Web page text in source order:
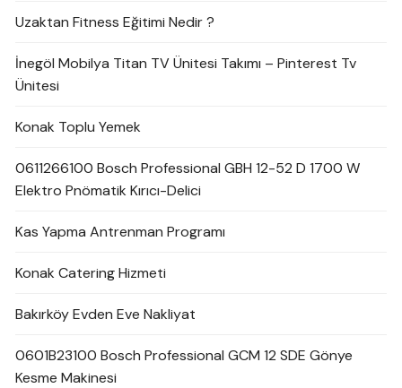
Uzaktan Fitness Eğitimi Nedir ?
İnegöl Mobilya Titan TV Ünitesi Takımı – Pinterest Tv
Ünitesi
Konak Toplu Yemek
0611266100 Bosch Professional GBH 12-52 D 1700 W
Elektro Pnömatik Kırıcı-Delici
Kas Yapma Antrenman Programı
Konak Catering Hizmeti
Bakırköy Evden Eve Nakliyat
0601B23100 Bosch Professional GCM 12 SDE Gönye
Kesme Makinesi